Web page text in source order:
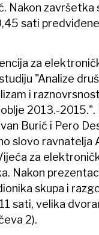
Nakon završetka
sati
za
"Analize
i
2013.-
Burić i Pero
slovo ravnatelja
za
Nakon
skupa i
sati, velika
2).